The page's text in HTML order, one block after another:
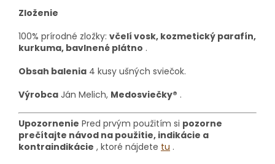
Zloženie
100% prírodné zložky: včelí vosk, kozmetický parafín,
kurkuma, bavlnené plátno .
Obsah balenia 4 kusy ušných sviečok.
Výrobca Ján Melich, Medosviečky® .
Upozornenie Pred prvým použitím si pozorne
prečítajte návod na použitie, indikácie a
kontraindikácie , ktoré nájdete tu .